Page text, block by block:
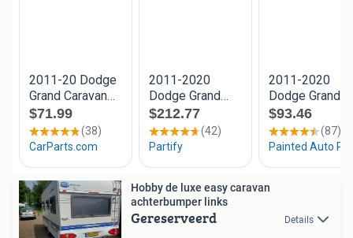
Hobby de luxe easy caravan
achterbumper links
Gereserveerd Details